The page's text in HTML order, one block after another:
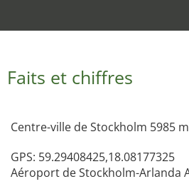
Faits et chiffres
Centre-ville de Stockholm 5985
GPS: 59.29408425,18.08177325
Aéroport de Stockholm-Arlanda